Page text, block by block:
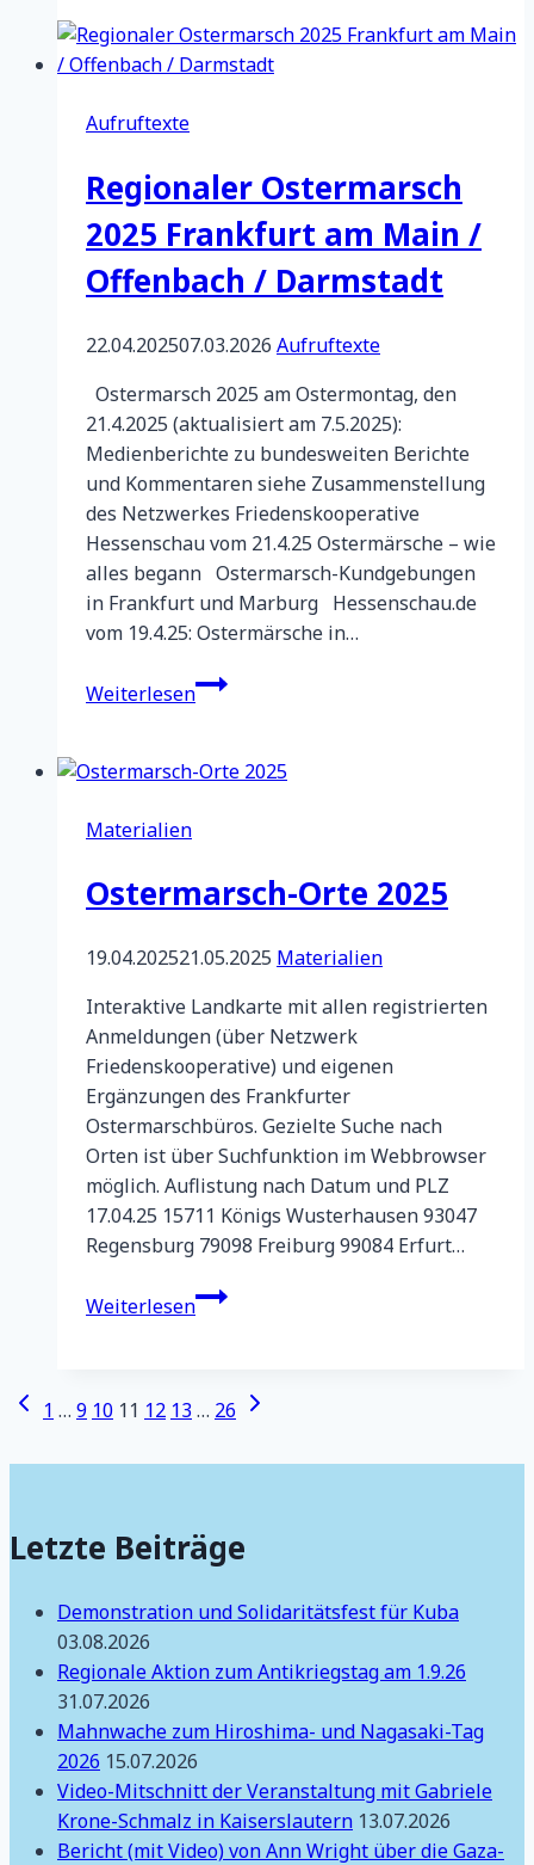
Aufrüstung
Aufruftexte
Regionaler Ostermarsch
2025 Frankfurt am Main /
Offenbach / Darmstadt
22.04.202507.03.2026 Aufruftexte
Ostermarsch 2025 am Ostermontag, den
21.4.2025 (aktualisiert am 7.5.2025):
Medienberichte zu bundesweiten Berichte
und Kommentaren siehe Zusammenstellung
des Netzwerkes Friedenskooperative
Hessenschau vom 21.4.25 Ostermärsche – wie
alles begann Ostermarsch-Kundgebungen
in Frankfurt und Marburg Hessenschau.de
vom 19.4.25: Ostermärsche in…
WeiterlesenRegionaler
Ostermarsch
Frankfurt
Offenbach
/
Darmstadt
Materialien
Ostermarsch-Orte 2025
19.04.202521.05.2025 Materialien
Interaktive Landkarte mit allen registrierten
Anmeldungen (über Netzwerk
Friedenskooperative) und eigenen
Ergänzungen des Frankfurter
Ostermarschbüros. Gezielte Suche nach
Orten ist über Suchfunktion im Webbrowser
möglich. Auflistung nach Datum und PLZ
17.04.25 15711 Königs Wusterhausen 93047
Regensburg 79098 Freiburg 99084 Erfurt…
WeiterlesenOstermarsch-
Orte
Seitennavigation
Vorherige
1 … 9 10 11 12 13… 26 Nächste
Letzte Beiträge
Demonstration und Solidaritätsfest für Kuba
03.08.2026
Regionale Aktion zum Antikriegstag am 1.9.26
31.07.2026
Mahnwache zum Hiroshima- und Nagasaki-Tag
2026 15.07.2026
Video-Mitschnitt der Veranstaltung mit Gabriele
Krone-Schmalz in Kaiserslautern 13.07.2026
Bericht (mit Video) von Ann Wright über die Gaza-